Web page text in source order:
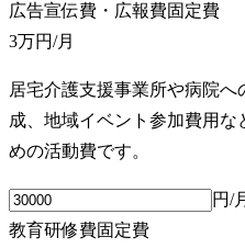
広告宣伝費・広報費固定費
3万円/月
居宅介護支援事業所や病院
成、地域イベント参加費用
めの活動費です。
円/
教育研修費固定費